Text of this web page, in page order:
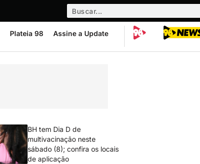
Plateia 98 Assine a Update
BH tem Dia D de
multivacinação neste
sábado (8); confira os locais
de aplicação